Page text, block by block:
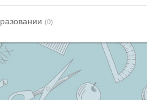
(0)